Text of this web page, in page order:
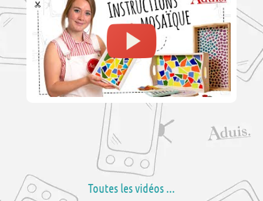
Toutes les vidéos ...